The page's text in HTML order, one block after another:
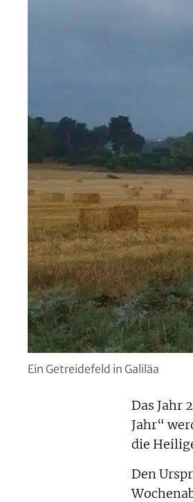
Ein Getreidefeld in Galiläa
Das Jahr
Jahr“
die
Den